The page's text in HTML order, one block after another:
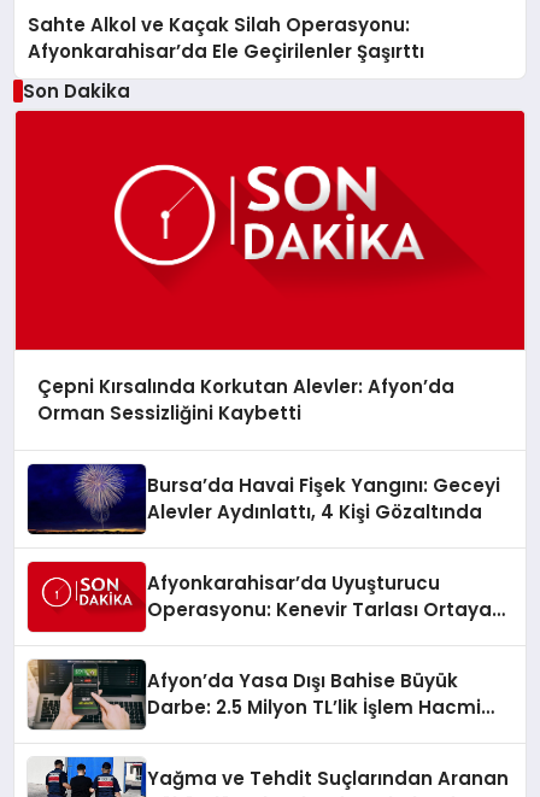
Sahte Alkol ve Kaçak Silah Operasyonu:
Afyonkarahisar’da Ele Geçirilenler Şaşırttı
Son Dakika
Çepni Kırsalında Korkutan Alevler: Afyon’da
Orman Sessizliğini Kaybetti
Bursa’da Havai Fişek Yangını: Geceyi
Alevler Aydınlattı, 4 Kişi Gözaltında
Afyonkarahisar’da Uyuşturucu
Operasyonu: Kenevir Tarlası Ortaya
Afyon’da Yasa Dışı Bahise Büyük
Darbe: 2.5 Milyon TL’lik İşlem Hacmi
Yağma ve Tehdit Suçlarından Aranan